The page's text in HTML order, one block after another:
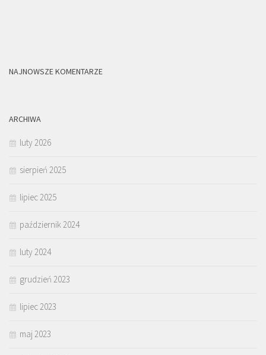
NAJNOWSZE KOMENTARZE
ARCHIWA
luty 2026
sierpień 2025
lipiec 2025
październik 2024
luty 2024
grudzień 2023
lipiec 2023
maj 2023